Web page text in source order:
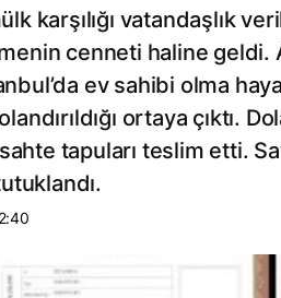
karşılığı vatandaşlık
cenneti haline geldi.
ev sahibi olma
ortaya çıktı.
tapuları teslim etti.